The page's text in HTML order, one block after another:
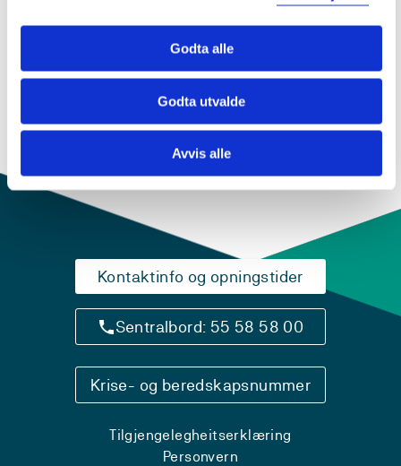
Godta alle
Godta utvalde
Avvis alle
tilgjengelig. Dette skjer dels gjennom virtuelle
representasjoner, dels ved å integrere virtuelle
elementer ved hjelp av utvidet virkelighet.
Kontaktinfo og opningstider
Sentralbord: 55 58 58 00
Krise- og beredskapsnummer
Tilgjengelegheitserklæring
Personvern